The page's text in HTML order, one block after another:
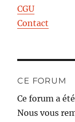
CGU
Contact
CE FORUM
Ce forum a
Nous vous